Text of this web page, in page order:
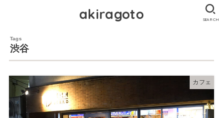
akiragoto SEARCH
渋谷
カフェ